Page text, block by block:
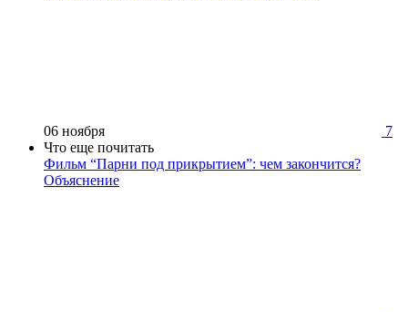
06 ноября
7
Что еще почитать
Фильм “Парни под прикрытием”: чем закончится?
Объяснение